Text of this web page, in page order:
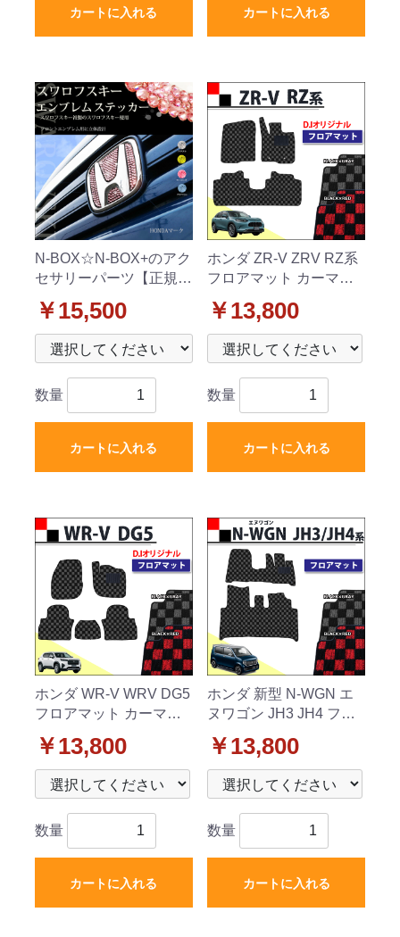
カートに入れる カートに入れる
N-BOX☆N-BOX+のアク
セサリーパーツ【正規
ブレム【フロント用】
￥15,500
数量
カートに入れる
ホンダ ZR-V ZRV RZ系
フロアマット カーマッ
社外新品
￥13,800
数量
カートに入れる
ホンダ WR-V WRV DG5
フロアマット カーマッ
ト チェック柄シリーズ
社外新品
￥13,800
数量
カートに入れる
ホンダ 新型 N-WGN エ
ヌワゴン JH3 JH4 フロ
アマット カーマット チ
ェック柄シリーズ 社外
新品
￥13,800
数量
カートに入れる